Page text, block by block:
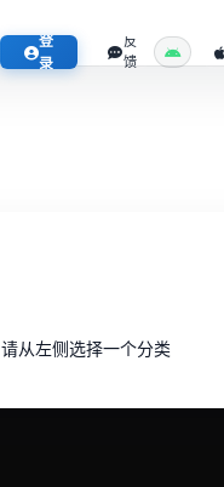
登
录
反
馈
请从左侧选择一个分类